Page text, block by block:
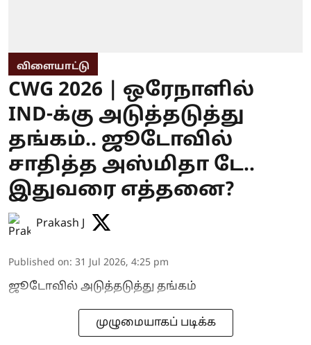
விளையாட்டு
CWG 2026 | ஒரேநாளில்
IND-க்கு அடுத்தடுத்து
தங்கம்.. ஜூடோவில்
சாதித்த அஸ்மிதா டே..
இதுவரை எத்தனை?
Prakash J
Published on: 31 Jul 2026, 4:25 pm
ஜூடோவில் அடுத்தடுத்து தங்கம்
முழுமையாகப் படிக்க